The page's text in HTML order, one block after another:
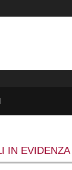
IN EVIDENZA